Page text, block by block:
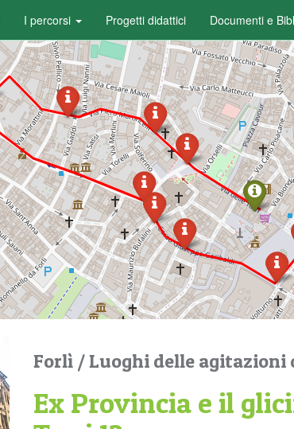
I percorsi Progetti didattici Documenti e
Forlì /Luoghi delle agitazioni
Ex Provincia e il